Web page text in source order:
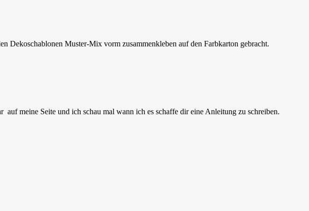
Dekoschablonen Muster-Mix vorm zusammenkleben auf den Farbkarton gebracht.
meine Seite und ich schau mal wann ich es schaffe dir eine Anleitung zu schreiben.